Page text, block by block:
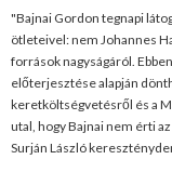
"Bajnai Gordon tegnapi
ötleteivel: nem Johannes
források nagyságáról.
előterjesztése alapján
keretköltségvetésről és a
utal, hogy Bajnai nem érti
Surján László